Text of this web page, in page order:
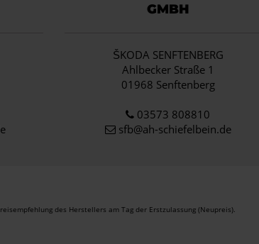
GMBH
ŠKODA SENFTENBERG
Ahlbecker Straße 1
01968 Senftenberg
03573 808810
sfb@ah-schiefelbein.de
des Herstellers am Tag der Erstzulassung (Neupreis).